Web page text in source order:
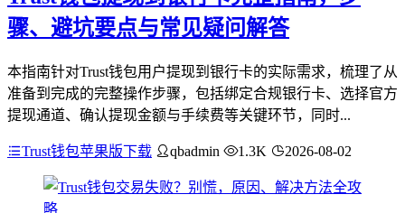
骤、避坑要点与常见疑问解答
本指南针对Trust钱包用户提现到银行卡的实际需求，梳理了从
准备到完成的完整操作步骤，包括绑定合规银行卡、选择官方
提现通道、确认提现金额与手续费等关键环节，同时...
Trust钱包苹果版下载 qbadmin 1.3K 2026-08-02